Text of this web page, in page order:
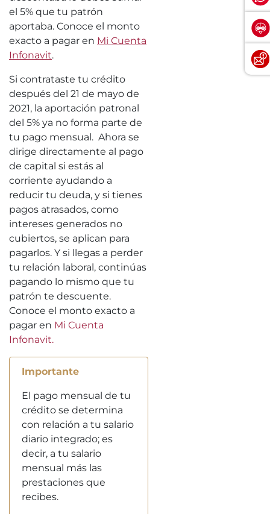
el 5% que tu patrón
aportaba. Conoce el monto
exacto a pagar en Mi Cuenta
Infonavit.
Si contrataste tu crédito
después del 21 de mayo de
2021, la aportación patronal
del 5% ya no forma parte de
tu pago mensual. Ahora se
dirige directamente al pago
de capital si estás al
corriente ayudando a
reducir tu deuda, y si tienes
pagos atrasados, como
intereses generados no
cubiertos, se aplican para
pagarlos. Y si llegas a perder
tu relación laboral, continúas
pagando lo mismo que tu
patrón te descuente.
Conoce el monto exacto a
pagar en Mi Cuenta
Infonavit.
Importante
El pago mensual de tu
crédito se determina
con relación a tu salario
diario integrado; es
decir, a tu salario
mensual más las
prestaciones que
recibes.